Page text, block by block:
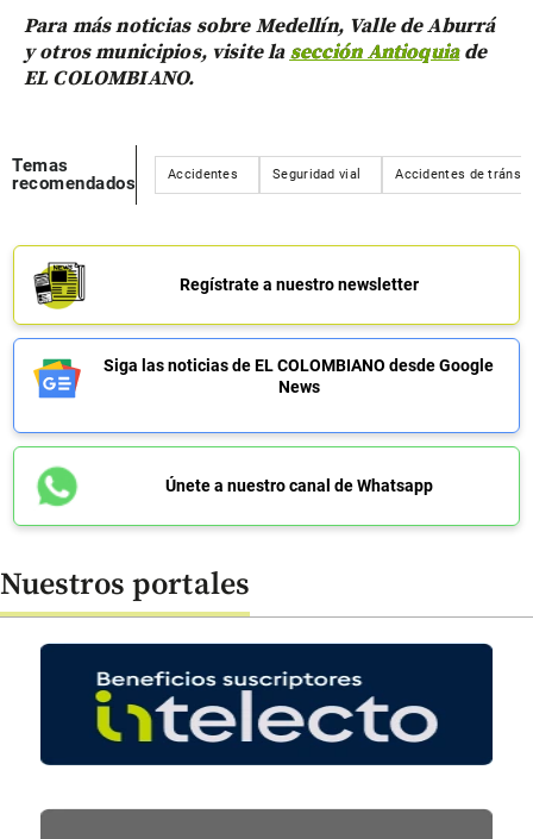
Para más noticias sobre Medellín, Valle de Aburrá
y otros municipios, visite lasección Antioquiade
EL COLOMBIANO.
Temas
recomendados
Accidentes Seguridad vial Accidentes de
Regístrate a nuestro newsletter
Siga las noticias de EL COLOMBIANO desde Google
News
Únete a nuestro canal de Whatsapp
Nuestros portales